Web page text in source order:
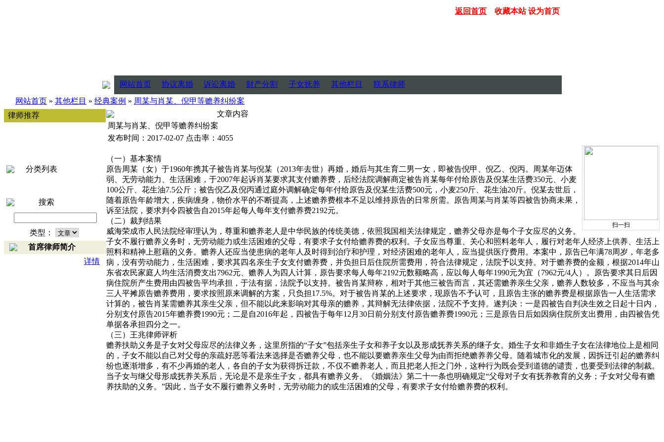
返回首页 收藏本站 设为首页
网站首页 协议离婚 诉讼离婚 财产分割 子女抚养 其他栏目
联系律师
网站首页 » 其他栏目 » 经典案例 » 周某与肖某、倪甲等赡养纠纷案
律师推荐
分类列表
搜索
类型：
首席律师简介
详情
文章内容
周某与肖某、倪甲等赡养纠纷案
发布时间：2017-02-07 点击率：4055
扫一扫
（一）基本案情
原告周某（女）于1960年携其子被告肖某与倪某（2013年去世）再婚，婚后与其生育二男一女，即被告倪甲、倪乙、倪丙。周某年迈体
弱、无劳动能力、生活困难，于2007年起诉肖某要求其支付赡养费，后经法院调解商定被告肖某每年付给原告及倪某生活费350元、小麦
100公斤、花生油7.5公斤；被告倪乙及倪丙通过庭外调解确定每年付给原告及倪某生活费500元，小麦250斤、花生油20斤。倪某去世后，
随着原告年龄增大，疾病缠身，物价水平的不断提高，上述赡养费根本不足以维持原告的日常所需。原告周某与肖某等四被告协商未果，
诉至法院，要求判令四被告自2015年起每人每年支付赡养费2192元。
（二）裁判结果
威海荣成市人民法院经审理认为，尊重和赡养老人是中华民族的传统美德，依照我国相关法律规定，赡养父母亦是每个子女应尽的义务。
子女不履行赡养义务时，无劳动能力或生活困难的父母，有要求子女付给赡养费的权利。子女应当尊重、关心和照料老年人，履行对老年人经济上供养、生活上
照料和精神上慰藉的义务。赡养人还应当使患病的老年人及时得到治疗和护理，对经济困难的老年人，应当提供医疗费用。本案中，原告已年满78周岁，年老多
病，没有劳动能力，生活困难，要求其四名亲生子女支付赡养费，并负担日后住院所需费用，符合法律规定，法院予以支持。对于赡养费的金额，根据2014年山
东省农民家庭人均生活消费支出7962元、赡养人为四人计算，原告要求每人每年2192元数额略高，应以每人每年1990元为宜（7962元/4人）。原告要求其日后因
病住院所产生费用由四被告平均承担，于法有据，法院予以支持。被告肖某辩称，相对于其他三被告而言，其还需赡养亲生父亲，赡养人数较多，不应当与其余
三人平摊原告赡养费用，要求按照原来调解的方案，只负担17.5%。对于被告肖某的上述要求，现原告不予认可，且原告主张的赡养费是根据原告一人生活需求
计算的，被告肖某需赡养其亲生父亲，但不能以此来影响对其母亲的赡养，其辩解无法律依据，法院不予支持。遂判决：一是四被告自判决生效之日起十日内，
分别支付原告2015年赡养费1990元；二是自2016年起，四被告于每年12月30日前分别支付原告赡养费1990元；三是原告日后如因病住院所支出费用，由四被告凭
单据各承担四分之一。
（三）王兆律师评析
赡养扶助义务是子女对父母应尽的法律义务，这里所指的“子女”包括亲生子女和养子女以及形成抚养关系的继子女。婚生子女和非婚生子女在法律地位上是相同
的，子女不能以自己对父母的亲疏好恶等看法来选择是否赡养父母，也不能以要赡养亲生父母为由而拒绝赡养养父母。随着城市化的发展，因拆迁引起的赡养纠
纷也逐渐增多，有不少再婚的老人，各自的子女为获得拆迁款，不仅不赡养老人，而且把老人拒之门外，这种行为既会受到道德的谴责，也要受到法律的制裁。
当子女与继父母形成抚养关系后，无论是不是亲生子女，都具有赡养义务。《婚姻法》第二十一条也明确规定“父母对子女有抚养教育的义务；子女对父母有赡
养扶助的义务。”因此，当子女不履行赡养义务时，无劳动能力的或生活困难的父母，有要求子女付给赡养费的权利。